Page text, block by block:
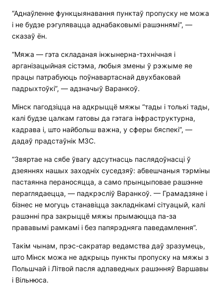
“Аднаўленне функцыянавання пунктаў пропуску не можа
і не будзе рэгулявацца аднабаковымі рашэннямі”, —
сказаў ён.
“Мяжа — гэта складаная інжынерна-тэхнічная і
арганізацыйная сістэма, любыя змены ў рэжыме яе
працы патрабуюць поўнавартаснай двухбаковай
падрыхтоўкі”, — адзначыў Варанкоў.
Мінск пагодзіцца на адкрыццё мяжы “тады і толькі тады,
калі будзе цалкам гатовы да гэтага інфраструктурна,
кадрава і, што найбольш важна, у сферы бяспекі”, —
дадаў прадстаўнік МЗС.
“Звяртае на сябе ўвагу адсутнасць паслядоўнасці ў
дзеяннях нашых заходніх суседзяў: абвешчаныя тэрміны
пастаянна пераносяцца, а само прынцыповае рашэнне
пераглядаецца, — падкрэсліў Варанкоў. — Грамадзяне і
бізнес не могуць станавіцца закладнікамі сітуацый, калі
рашэнні пра закрыццё мяжы прымаюцца па-за
прававымі рамкамі і без папярэдняга паведамлення”.
Такім чынам, прэс-сакратар ведамства даў зразумець,
што Мінск можа не адкрыць пункты пропуску на мяжы з
Польшчай і Літвой пасля адпаведных рашэнняў Варшавы
і Вільнюса.